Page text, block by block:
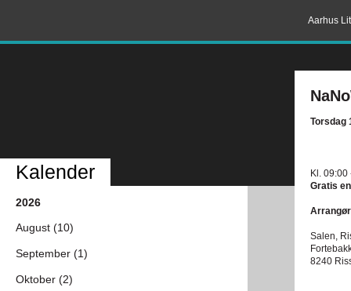
Aarhus
Torsdag
Kl. 09:00
Gratis
Salen,
8240
Kalender
2026
August (10)
September (1)
Oktober (2)